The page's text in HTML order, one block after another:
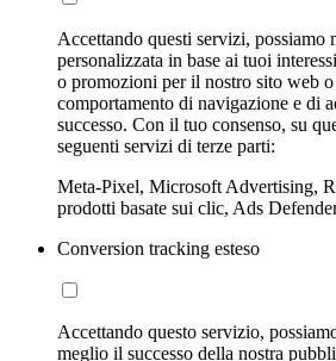
Accettando questi servizi, possiamo
personalizzata in base ai tuoi
o promozioni per il nostro sito web
comportamento di navigazione e di
successo. Con il tuo consenso, su
seguenti servizi di terze parti:
Meta-Pixel, Microsoft Advertising,
prodotti basate sui clic, Ads
Conversion tracking esteso
Accettando questo servizio,
meglio il successo della nostra